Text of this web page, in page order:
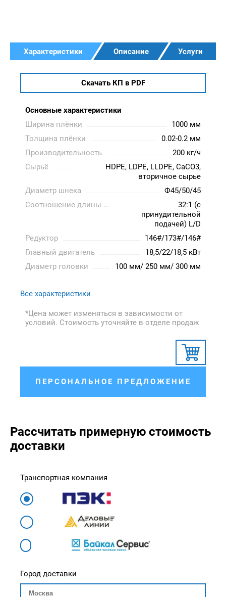
Характеристики Описание Услуги
Скачать КП в PDF
Основные характеристики
Ширина плёнки
1000 мм
Толщина плёнки
0.02-0.2 мм
Производительность
200 кг/ч
Сырьё
HDPE, LDPE, LLDPE, CaCO3,
вторичное сырье
Диаметр шнека
Ф45/50/45
Соотношение длины и диаметра шнека
32:1 (с
принудительной
подачей) L/D
Редуктор
146#/173#/146#
Главный двигатель
18,5/22/18,5 кВт
Диаметр головки
100 мм/ 250 мм/ 300 мм
Все характеристики
*Цена может изменяться в зависимости от
условий. Стоимость уточняйте в отделе продаж
ПЕРСОНАЛЬНОЕ ПРЕДЛОЖЕНИЕ
Рассчитать примерную стоимость
доставки
Транспортная компания
Город доставки